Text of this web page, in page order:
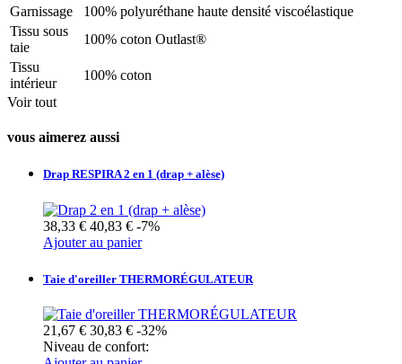
Garnissage
100% polyuréthane haute densité viscoélastique
Tissu sous
taie
100% coton Outlast®
Tissu
intérieur
100% coton
Voir tout
vous aimerez aussi
Drap RESPIRA 2 en 1 (drap + alèse)
38,33 € 40,83 € -7%
Ajouter au panier
Taie d'oreiller THERMORÉGULATEUR
21,67 € 30,83 € -32%
Niveau de confort: